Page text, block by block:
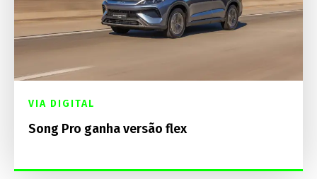
VIA DIGITAL
Song Pro ganha versão flex